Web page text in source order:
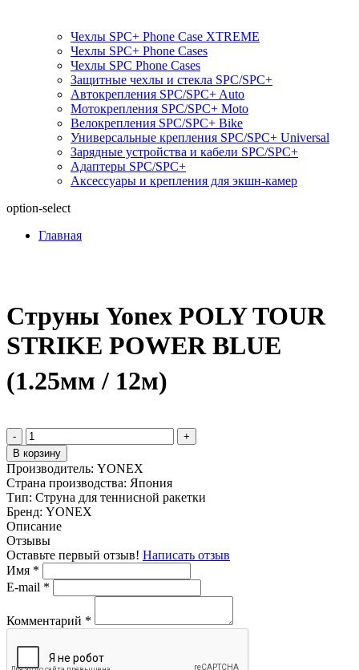
Чехлы SPC+ Phone Case XTREME
Чехлы SPC+ Phone Cases
Чехлы SPС Phone Cases
Защитные чехлы и стекла SPC/SPC+
Автокрепления SPС/SPC+ Auto
Мотокрепления SPС/SPC+ Moto
Велокрепления SPС/SPC+ Bike
Универсальные крепления SPС/SPC+ Universal
Зарядные устройства и кабели SPC/SPC+
Адаптеры SPC/SPC+
Аксессуары и крепления для экшн-камер
option-select
Главная
Струны Yonex POLY TOUR
STRIKE POWER BLUE
(1.25мм / 12м)
-
+
В корзину
Производитель: YONEX
Страна производства: Япония
Тип: Струна для теннисной ракетки
Бренд: YONEX
Описание
Отзывы
Оставьте первый отзыв! Написать отзыв
Имя *
E-mail *
Комментарий *